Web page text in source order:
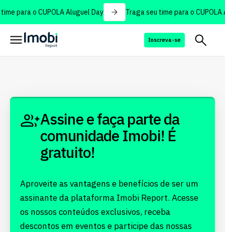
para o CUPOLA Aluguel Day Traga seu time para o CUPOLA
Inscreva-se
Assine e faça parte da
comunidade Imobi! É
gratuito!
Aproveite as vantagens e benefícios de ser um
assinante da plataforma Imobi Report. Acesse
os nossos conteúdos exclusivos, receba
descontos em eventos e participe das nossas